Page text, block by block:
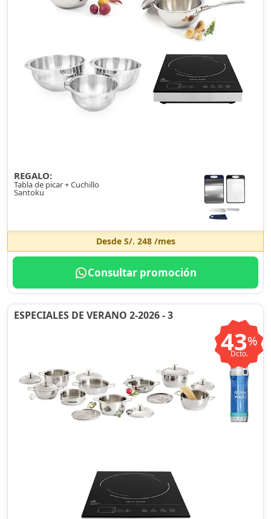
REGALO:
Tabla de picar + Cuchillo
Santoku
Desde S/. 248/mes
Consultar promoción
ESPECIALES DE VERANO 2-2026 - 3
43%
Dcto.